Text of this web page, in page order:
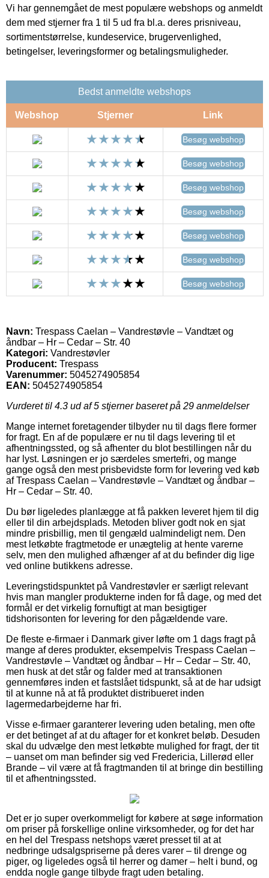
Vi har gennemgået de mest populære webshops og anmeldt
dem med stjerner fra 1 til 5 ud fra bl.a. deres prisniveau,
sortimentstørrelse, kundeservice, brugervenlighed,
betingelser, leveringsformer og betalingsmuligheder.
Bedst anmeldte webshops
Webshop Stjerner Link
Besøg webshop
Besøg webshop
Besøg webshop
Besøg webshop
Besøg webshop
Besøg webshop
Besøg webshop
Navn: Trespass Caelan – Vandrestøvle – Vandtæt og
åndbar – Hr – Cedar – Str. 40
Kategori: Vandrestøvler
Producent: Trespass
Varenummer: 5045274905854
EAN: 5045274905854
Vurderet til 4.3 ud af 5 stjerner baseret på 29 anmeldelser
Mange internet foretagender tilbyder nu til dags flere former
for fragt. En af de populære er nu til dags levering til et
afhentningssted, og så afhenter du blot bestillingen når du
har lyst. Løsningen er jo særdeles smertefri, og mange
gange også den mest prisbevidste form for levering ved køb
af Trespass Caelan – Vandrestøvle – Vandtæt og åndbar –
Hr – Cedar – Str. 40.
Du bør ligeledes planlægge at få pakken leveret hjem til dig
eller til din arbejdsplads. Metoden bliver godt nok en sjat
mindre prisbillig, men til gengæld ualmindeligt nem. Den
mest letkøbte fragtmetode er unægtelig at hente varerne
selv, men den mulighed afhænger af at du befinder dig lige
ved online butikkens adresse.
Leveringstidspunktet på Vandrestøvler er særligt relevant
hvis man mangler produkterne inden for få dage, og med det
formål er det virkelig fornuftigt at man besigtiger
tidshorisonten for levering for den pågældende vare.
De fleste e-firmaer i Danmark giver løfte om 1 dags fragt på
mange af deres produkter, eksempelvis Trespass Caelan –
Vandrestøvle – Vandtæt og åndbar – Hr – Cedar – Str. 40,
men husk at det står og falder med at transaktionen
gennemføres inden et fastslået tidspunkt, så at de har udsigt
til at kunne nå at få produktet distribueret inden
lagermedarbejderne har fri.
Visse e-firmaer garanterer levering uden betaling, men ofte
er det betinget af at du aftager for et konkret beløb. Desuden
skal du udvælge den mest letkøbte mulighed for fragt, der tit
– uanset om man befinder sig ved Fredericia, Lillerød eller
Brande – vil være at få fragtmanden til at bringe din bestilling
til et afhentningssted.
Det er jo super overkommeligt for købere at søge information
om priser på forskellige online virksomheder, og for det har
en hel del Trespass netshops været presset til at at
nedbringe udsalgspriserne på deres varer – til drenge og
piger, og ligeledes også til herrer og damer – helt i bund, og
endda nogle gange tilbyde fragt uden betaling.